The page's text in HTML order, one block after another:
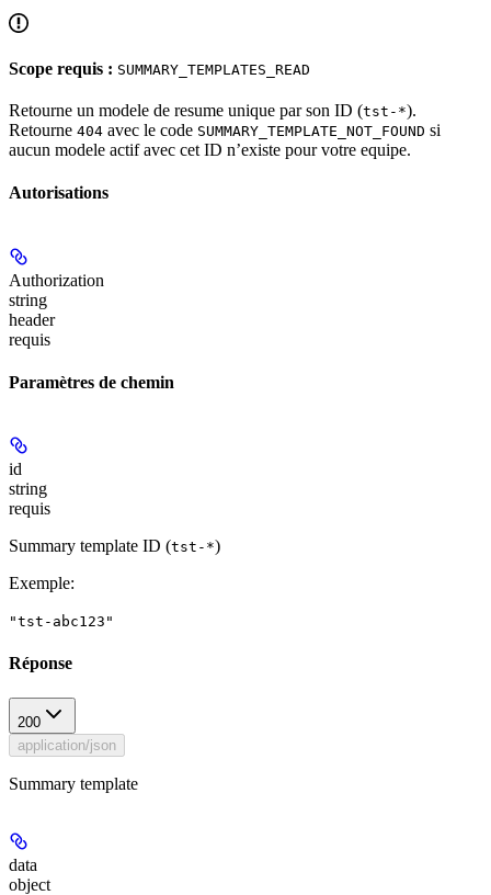
Scope requis : SUMMARY_TEMPLATES_READ
Retourne un modele de resume unique par son ID (tst-*).
Retourne 404 avec le code SUMMARY_TEMPLATE_NOT_FOUND si
aucun modele actif avec cet ID n’existe pour votre equipe.
Autorisations
Authorization
string
header
requis
Paramètres de chemin
id
string
requis
Summary template ID (tst-*)
Exemple:
"tst-abc123"
Réponse
200
application/json
Summary template
data
object